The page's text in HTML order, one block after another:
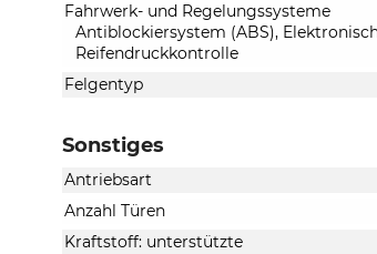
Fahrwerk- und Regelungssysteme
Antiblockiersystem (ABS),
Reifendruckkontrolle
Felgentyp
Sonstiges
Antriebsart
Anzahl Türen
Kraftstoff: unterstützte